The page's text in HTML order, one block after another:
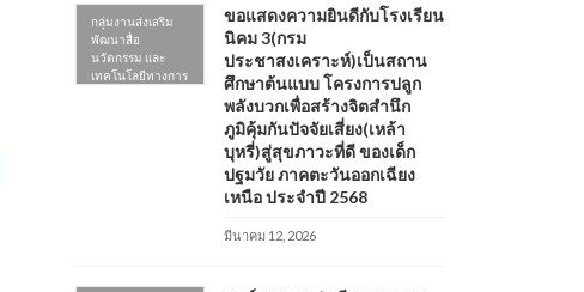
กลุ่มงานส่งเสริม
พัฒนาสื่อ
นวัตกรรม และ
เทคโนโลยีทางการ
ขอแสดงความยินดีกับโรงเรียน
นิคม 3(กรม
ประชาสงเคราะห์)เป็นสถาน
ศึกษาต้นแบบ โครงการปลูก
พลังบวกเพื่อสร้างจิตสำนึก
ภูมิคุ้มกันปัจจัยเสี่ยง(เหล้า
บุหรี่)สู่สุขภาวะที่ดี ของเด็ก
ปฐมวัย ภาคตะวันออกเฉียง
เหนือ ประจำปี 2568
มีนาคม 12, 2026